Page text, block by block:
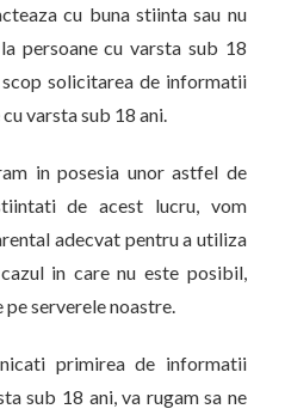
cu buna stiinta sau nu
persoane cu varsta sub 18
solicitarea de informatii
varsta sub 18 ani.
in posesia unor astfel de
de acest lucru, vom
adecvat pentru a utiliza
in care nu este posibil,
serverele noastre.
primirea de informatii
sub 18 ani, va rugam sa ne